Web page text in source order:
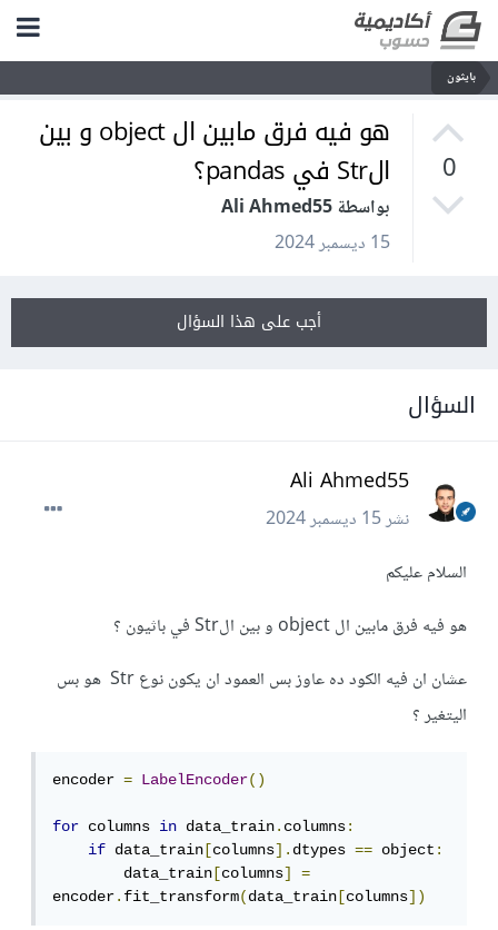
بايثون
0
هو فيه فرق مابين ال object و بين
الStr في pandas؟
بواسطة Ali Ahmed55
15 ديسمبر 2024
أجب على هذا السؤال
السؤال
Ali Ahmed55
نشر15 ديسمبر 2024
السلام عليكم
هو فيه فرق مابين ال object و بين الStr في باثيون ؟
عشان ان فيه الكود ده عاوز بس العمود ان يكون نوع Str هو بس
اليتغير ؟
encoder = LabelEncoder()
for columns in data_train.columns:
if data_train [columns].dtypes == object:
        data_train
[columns]
=
encoder.fit_transform(data_train [columns])